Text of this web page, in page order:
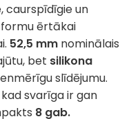
caurspīdīgie un
formu ērtākai
52,5 mm nominālais
bet silikona
slīdējumu.
svarīga ir gan
8 gab.